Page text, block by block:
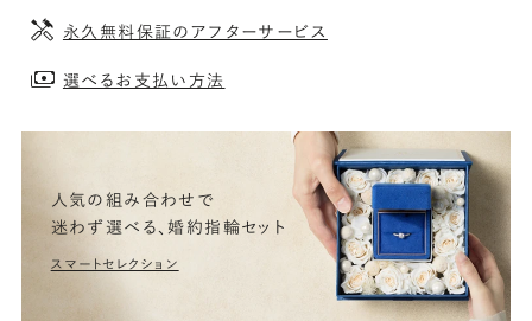
永久無料保証のアフターサービス
選べるお支払い方法
人気の組み合わせで
迷わず選べる、婚約指輪セット
スマートセレクション